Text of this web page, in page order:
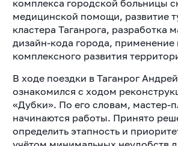
комплекса городской больницы
медицинской помощи, развитие
кластера Таганрога, разработка
дизайн-кода города, применение
комплексного развития
В ходе поездки в Таганрог
ознакомился с ходом
«Дубки». По его словам, мастер-
начинаются работы. Принято
определить этапность и